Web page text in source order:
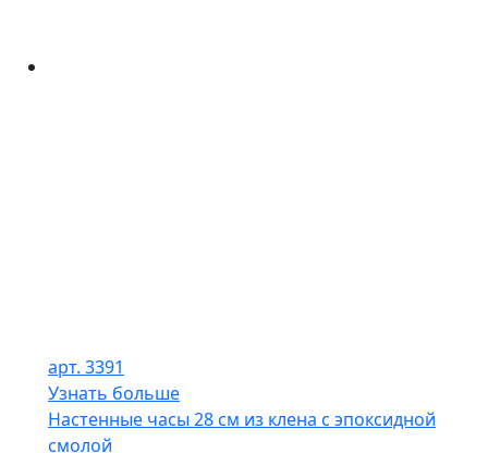
арт. 3391
Узнать больше
Настенные часы 28 см из клена с эпоксидной
смолой